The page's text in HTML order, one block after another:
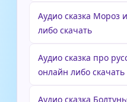
Аудио сказка Мороз
либо скачать
Аудио сказка про
онлайн либо скачать
Аудио сказка